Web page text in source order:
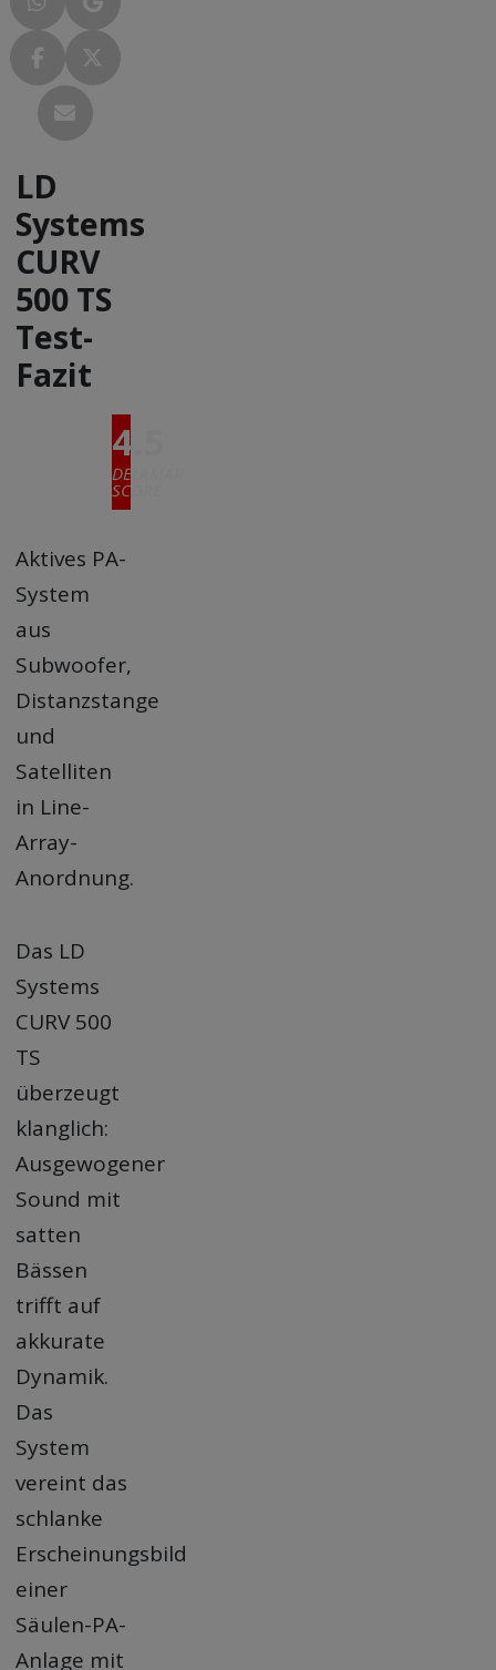
LD
Systems
CURV
500 TS
Test-
Fazit
4.5
DELAMAR
SCORE
Aktives PA-
System
aus
Subwoofer,
Distanzstange
und
Satelliten
in Line-
Array-
Anordnung.
Das LD
Systems
CURV 500
TS
überzeugt
klanglich:
Ausgewogener
Sound mit
satten
Bässen
trifft auf
akkurate
Dynamik.
Das
System
vereint das
schlanke
Erscheinungsbild
einer
Säulen-PA-
Anlage mit